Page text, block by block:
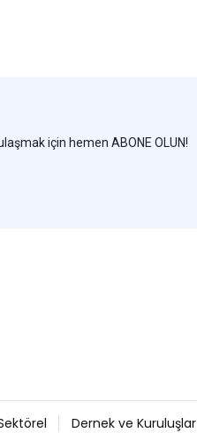
için hemen ABONE OLUN!
Dernek ve Kuruluşlar